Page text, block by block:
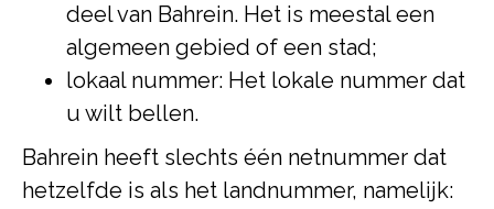
deel van Bahrein. Het is meestal een
algemeen gebied of een stad;
lokaal nummer: Het lokale nummer dat
u wilt bellen.
Bahrein heeft slechts één netnummer dat
hetzelfde is als het landnummer, namelijk: